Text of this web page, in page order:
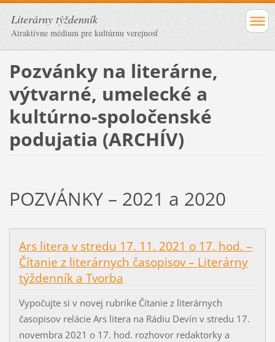
Literárny týždenník
Atraktívne médium pre kultúrnu verejnosť
Pozvánky na literárne,
výtvarné, umelecké a
kultúrno-spoločenské
podujatia (ARCHÍV)
POZVÁNKY – 2021 a 2020
Ars litera v stredu 17. 11. 2021 o 17. hod. –
Čítanie z literárnych časopisov – Literárny
týždenník a Tvorba
Vypočujte si v novej rubrike Čítanie z literárnych
časopisov relácie Ars litera na Rádiu Devín v stredu 17.
novembra 2021 o 17. hod. rozhovor redaktorky a